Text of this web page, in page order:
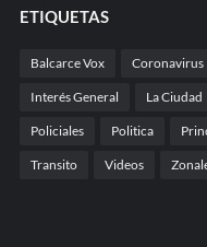
ETIQUETAS
Balcarce Vox Coronavirus
Interés General La Ciudad
Policiales Politica
Transito Videos